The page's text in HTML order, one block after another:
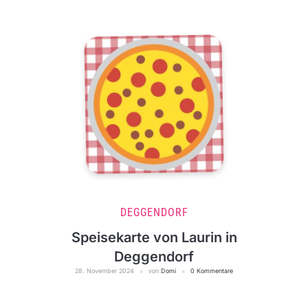
DEGGENDORF
Speisekarte von Laurin in
Deggendorf
28. November 2024 von Domi 0 Kommentare